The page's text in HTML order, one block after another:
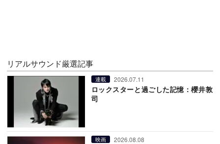
リアルサウンド厳選記事
連載 2026.07.11
ロックスターと過ごした記憶：櫻井敦
司
映画 2026.08.08